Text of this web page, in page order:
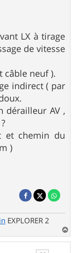
LX à tirage
de vitesse
câble neuf ).
indirect ( par
dérailleur AV ,
et chemin du
)
EXPLORER 2
a
u